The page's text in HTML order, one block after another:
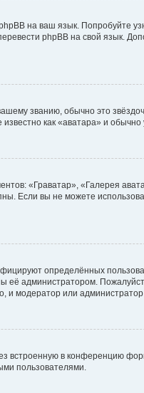
на ваш язык. Попробуйте
phpBB на свой язык.
званию, обычно это
как «аватара» и обычно
«Граватар», «Галерея
Если вы не можете
определённых
её администратором.
модератор или
встроенную в конференцию
пользователями.